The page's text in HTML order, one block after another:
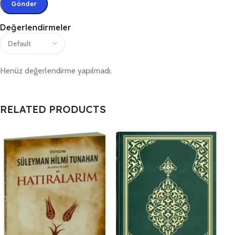
Değerlendirmeler
Henüz değerlendirme yapılmadı.
RELATED PRODUCTS